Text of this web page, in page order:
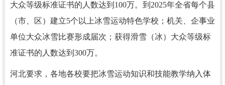
大众等级标准证书的人数达到100万。到2025年全省每个县
（市、区）建立5个以上冰雪运动特色学校；机关、企事业
单位大众冰雪比赛形成届次；获得滑雪（冰）大众等级标
准证书的人数达到300万。
河北要求，各地各校要把冰雪运动知识和技能教学纳入体